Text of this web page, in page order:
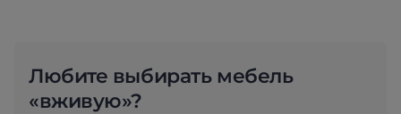
Любите выбирать мебель
«вживую»?